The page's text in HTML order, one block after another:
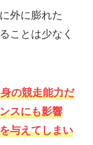
外に膨れた
ことは少なく
の競走能力だ
スにも影響
与えてしまい